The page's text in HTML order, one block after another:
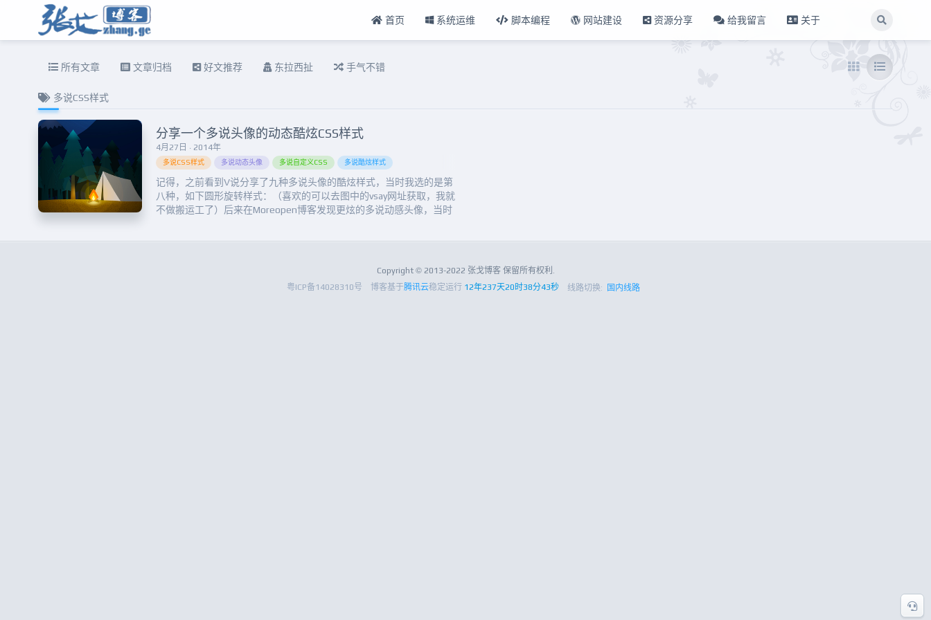
首页 系统运维 脚本编程 网站建设 资源分享 给我留言 关于
所有文章 文章归档 好文推荐 东拉西扯 手气不错
多说CSS样式
4月27日 · 2014年
分享一个多说头像的动态酷炫CSS样式
多说CSS样式 多说动态头像 多说自定义CSS 多说酷炫样式
记得，之前看到V说分享了九种多说头像的酷炫样式，当时我选的是第
八种，如下圆形旋转样式：（喜欢的可以去图中的vsay网址获取，我就
不做搬运工了）后来在Moreopen博客发现更炫的多说动感头像，当时
Copyright © 2013-2022 张戈博客 保留所有权利.
粤ICP备14028310号
博客基于腾讯云稳定运行 12年237天20时38分44秒 线路切换: 国内线路